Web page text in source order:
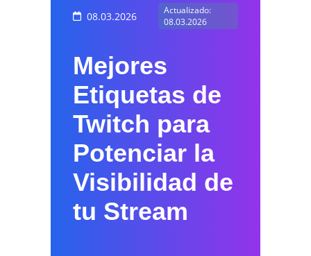
08.03.2026
Actualizado:
08.03.2026
Mejores
Etiquetas de
Twitch para
Potenciar la
Visibilidad de
tu Stream